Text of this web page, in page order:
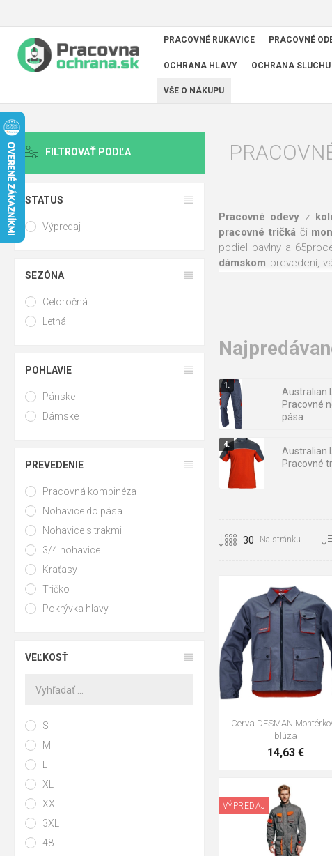
PRACOVNÉ RUKAVICE PRACOVNÉ
OCHRANA HLAVY OCHRANA SLUCHU
VŠE O NÁKUPU
Pracovné odevy z
pracovné tričkáči
podiel bavlny a
dámskom prevedení,
Australian
Pracovné
pása
Australian
Pracovné
Na stránku
Cerva DESMAN
blúza
14,63 €
52 54
VÝPREDAJ
48
FILTROVAŤ PODĽA
STATUS
Výpredaj
SEZÓNA
Celoročná
Letná
POHLAVIE
Pánske
Dámske
PREVEDENIE
Pracovná kombinéza
Nohavice do pása
Nohavice s trakmi
3/4 nohavice
Kraťasy
Tričko
Pokrývka hlavy
VEĽKOSŤ
S
M
XL
XXL
3XL
48